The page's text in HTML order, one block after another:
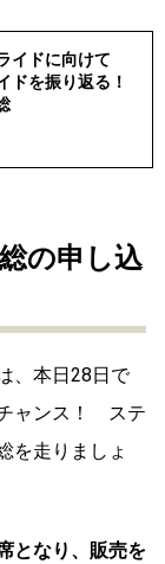
イドに向けて
ドを振り返る！
の申し込
、本日28日で
ャンス！ ステ
を走りましょ
となり、販売を